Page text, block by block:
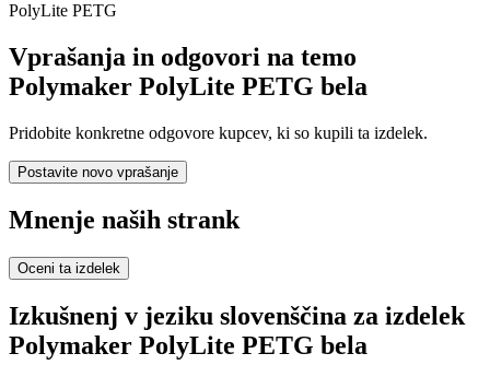
PolyLite PETG
Vprašanja in odgovori na temo
Polymaker PolyLite PETG bela
Pridobite konkretne odgovore kupcev, ki so kupili ta izdelek.
Postavite novo vprašanje
Mnenje naših strank
Oceni ta izdelek
Izkušnenj v jeziku slovenščina za izdelek
Polymaker PolyLite PETG bela